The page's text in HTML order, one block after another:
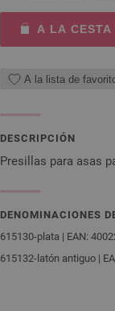
A LA CESTA
A la lista de
DESCRIPCIÓN
Presillas para asas
DENOMINACIONES
615130-plata | EAN:
615132-latón antiguo |